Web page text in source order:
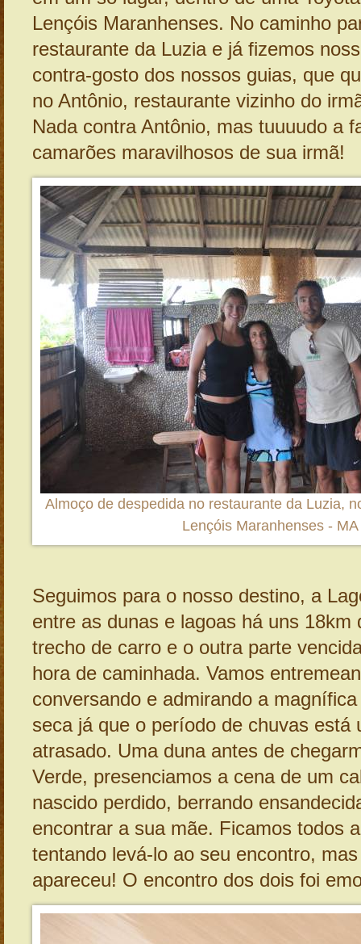
Lençóis Maranhenses. No caminho
restaurante da Luzia e já fizemos
contra-gosto dos nossos guias, que
no Antônio, restaurante vizinho do
Nada contra Antônio, mas tuuuudo a
camarões maravilhosos de sua irmã!
Almoço de despedida no restaurante da Luzia,
Lençóis Maranhenses - MA
Seguimos para o nosso destino, a
entre as dunas e lagoas há uns 18km
trecho de carro e o outra parte
hora de caminhada. Vamos
conversando e admirando a
seca já que o período de chuvas está
atrasado. Uma duna antes de
Verde, presenciamos a cena de um
nascido perdido, berrando
encontrar a sua mãe. Ficamos todos
tentando levá-lo ao seu encontro,
apareceu! O encontro dos dois foi